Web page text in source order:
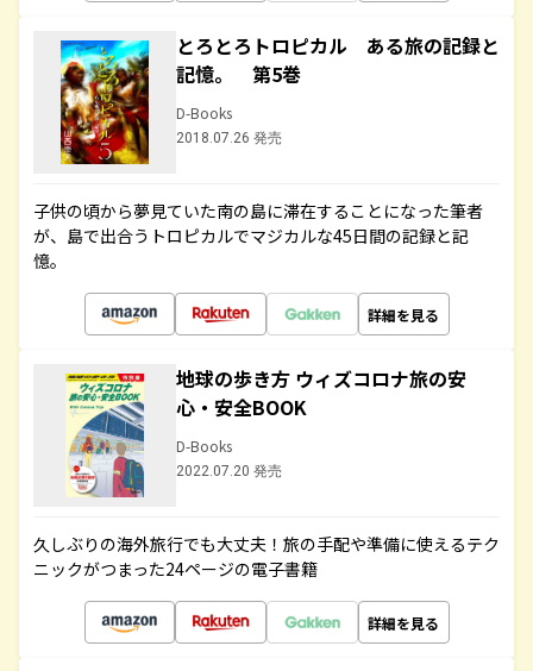
とろとろトロピカル ある旅の記録と
記憶。 第5巻
D-Books
2018.07.26 発売
子供の頃から夢見ていた南の島に滞在することになった筆者
が、島で出合うトロピカルでマジカルな45日間の記録と記
憶。
詳細を見る
地球の歩き方 ウィズコロナ旅の安
心・安全BOOK
D-Books
2022.07.20 発売
久しぶりの海外旅行でも大丈夫！旅の手配や準備に使えるテク
ニックがつまった24ページの電子書籍
詳細を見る